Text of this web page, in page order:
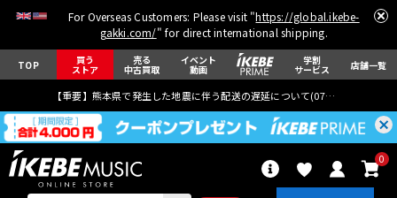
For Overseas Customers: Please visit "https://global.ikebe-
gakki.com/" for direct international shipping.
TOP 買う
ストア
売る
中古買取
イベント
動画
学割
サービス 店舗一覧
【重要】熊本県で発生した地震に伴う配送の遅延について(07月29日
0